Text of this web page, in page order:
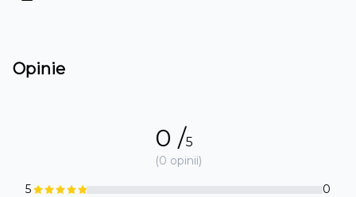
Opinie
0 /5
(0 opinii)
5
0